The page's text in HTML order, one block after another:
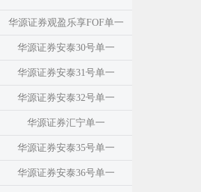
华源证券观盈乐享FOF单一
华源证券安泰30号单一
华源证券安泰31号单一
华源证券安泰32号单一
华源证券汇宁单一
华源证券安泰35号单一
华源证券安泰36号单一